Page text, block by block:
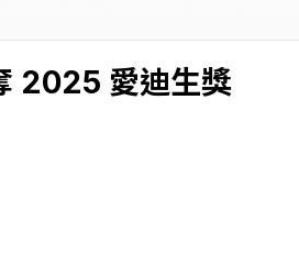
2025 愛迪生獎